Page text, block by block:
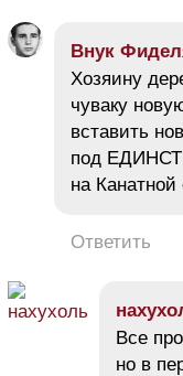
Внук
Хозяину
чуваку
вставить
под
на
Ответить
Все
но в